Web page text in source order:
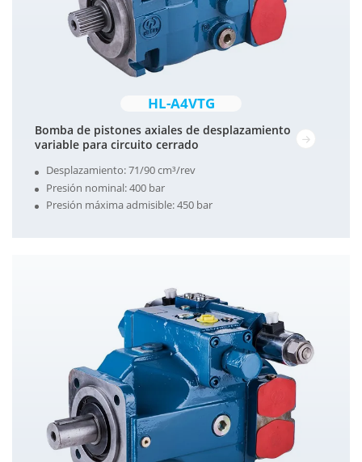
HL-A4VTG
Bomba de pistones axiales de desplazamiento
variable para circuito cerrado
Desplazamiento: 71/90 cm³/rev
Presión nominal: 400 bar
Presión máxima admisible: 450 bar